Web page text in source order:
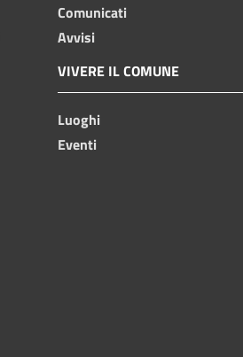
Comunicati
Avvisi
VIVERE IL COMUNE
Luoghi
Eventi